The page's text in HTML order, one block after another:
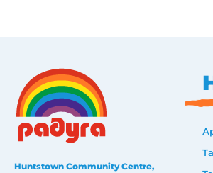
Huntstown Community Centre,